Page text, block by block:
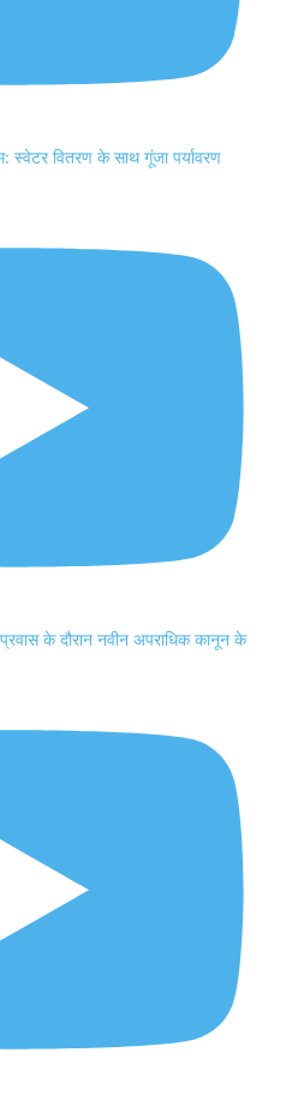
स्वेटर वितरण के साथ गूंजा पर्यावरण
के दौरान नवीन अपराधिक कानून के